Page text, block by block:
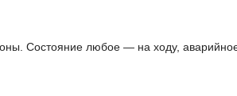
Состояние любое — на ходу,